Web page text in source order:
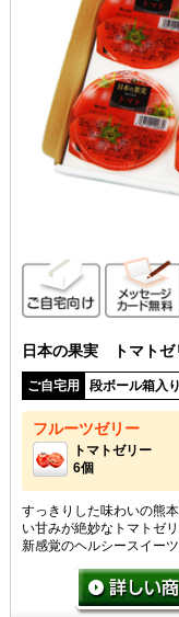
ご自宅向
日本の果実 トマトゼ
ご自宅用 段ボール箱入り
フルーツゼリー
トマトゼリー
6個
すっきりした味わいの熊
い甘みが絶妙なトマトゼ
新感覚のヘルシースイーツ